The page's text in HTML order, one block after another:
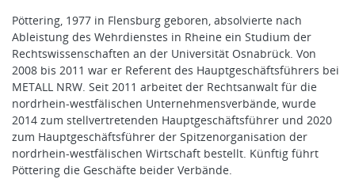
Pöttering, 1977 in Flensburg geboren, absolvierte nach
Ableistung des Wehrdienstes in Rheine ein Studium der
Rechtswissenschaften an der Universität Osnabrück. Von
2008 bis 2011 war er Referent des Hauptgeschäftsführers bei
METALL NRW. Seit 2011 arbeitet der Rechtsanwalt für die
nordrhein-westfälischen Unternehmensverbände, wurde
2014 zum stellvertretenden Hauptgeschäftsführer und 2020
zum Hauptgeschäftsführer der Spitzenorganisation der
nordrhein-westfälischen Wirtschaft bestellt. Künftig führt
Pöttering die Geschäfte beider Verbände.